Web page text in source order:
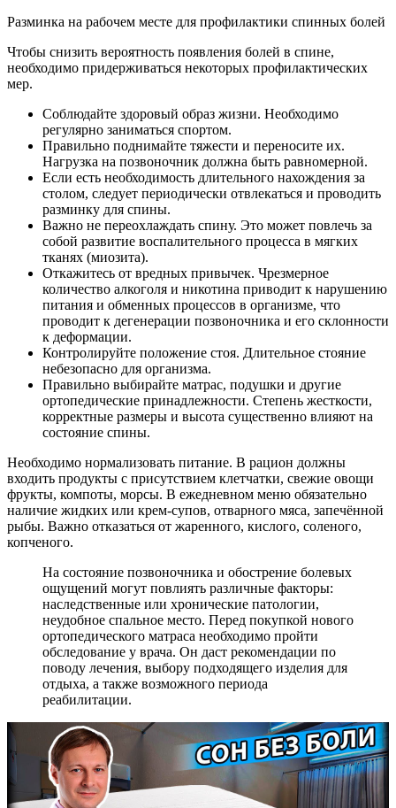
Разминка на рабочем месте для профилактики спинных болей
Чтобы снизить вероятность появления болей в спине,
необходимо придерживаться некоторых профилактических
мер.
Соблюдайте здоровый образ жизни. Необходимо
регулярно заниматься спортом.
Правильно поднимайте тяжести и переносите их.
Нагрузка на позвоночник должна быть равномерной.
Если есть необходимость длительного нахождения за
столом, следует периодически отвлекаться и проводить
разминку для спины.
Важно не переохлаждать спину. Это может повлечь за
собой развитие воспалительного процесса в мягких
тканях (миозита).
Откажитесь от вредных привычек. Чрезмерное
количество алкоголя и никотина приводит к нарушению
питания и обменных процессов в организме, что
проводит к дегенерации позвоночника и его склонности
к деформации.
Контролируйте положение стоя. Длительное стояние
небезопасно для организма.
Правильно выбирайте матрас, подушки и другие
ортопедические принадлежности. Степень жесткости,
корректные размеры и высота существенно влияют на
состояние спины.
Необходимо нормализовать питание. В рацион должны
входить продукты с присутствием клетчатки, свежие овощи
фрукты, компоты, морсы. В ежедневном меню обязательно
наличие жидких или крем-супов, отварного мяса, запечённой
рыбы. Важно отказаться от жаренного, кислого, соленого,
копченого.
На состояние позвоночника и обострение болевых
ощущений могут повлиять различные факторы:
наследственные или хронические патологии,
неудобное спальное место. Перед покупкой нового
ортопедического матраса необходимо пройти
обследование у врача. Он даст рекомендации по
поводу лечения, выбору подходящего изделия для
отдыха, а также возможного периода
реабилитации.